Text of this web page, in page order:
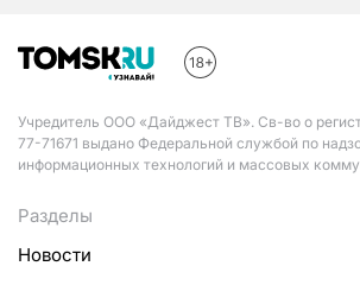
Учредитель ООО «Дайджест ТВ». Св-во о
77-71671 выдано Федеральной службой по
информационных технологий и массовых
Разделы
Новости